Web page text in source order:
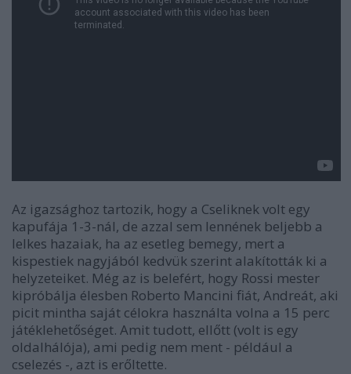
Az igazsághoz tartozik, hogy a Cseliknek volt egy
kapufája 1-3-nál, de azzal sem lennének beljebb a
lelkes hazaiak, ha az esetleg bemegy, mert a
kispestiek nagyjából kedvük szerint alakították ki a
helyzeteiket. Még az is belefért, hogy Rossi mester
kipróbálja élesben Roberto Mancini fiát, Andreát, aki
picit mintha saját célokra használta volna a 15 perc
játéklehetőséget. Amit tudott, ellőtt (volt is egy
oldalhálója), ami pedig nem ment - például a
cselezés -, azt is erőltette.